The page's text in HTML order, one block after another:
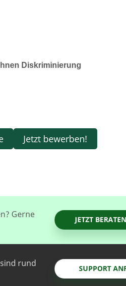
Jetzt bewerben!
Diskriminierung
Gerne
JETZT
rund
SUPPORT